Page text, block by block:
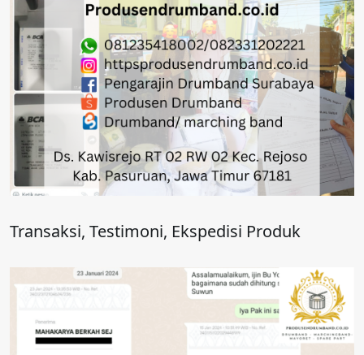
Transaksi, Testimoni, Ekspedisi Produk